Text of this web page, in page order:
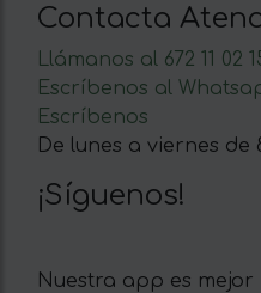
Contacta
Llámanos al 672 11 02
Escríbenos al
Escríbenos
De lunes a viernes de
¡Síguenos!
Nuestra app es mejor